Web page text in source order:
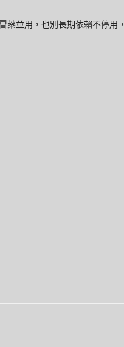
藥並用，也別長期依賴不停用，